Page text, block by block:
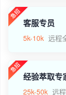
客服专员
5k-10k 远程
经验萃取专
25k-50k 远